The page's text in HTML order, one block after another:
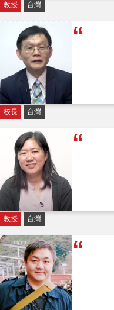
教授 台灣
校長 台灣
教授 台灣